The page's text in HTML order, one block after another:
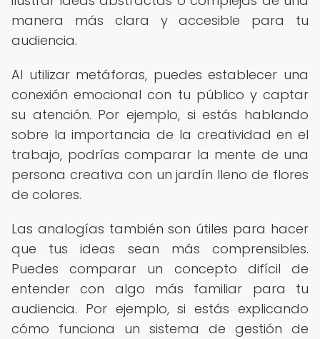
manera más clara y accesible para tu
audiencia.
Al utilizar metáforas, puedes establecer una
conexión emocional con tu público y captar
su atención. Por ejemplo, si estás hablando
sobre la importancia de la creatividad en el
trabajo, podrías comparar la mente de una
persona creativa con un jardín lleno de flores
de colores.
Las analogías también son útiles para hacer
que tus ideas sean más comprensibles.
Puedes comparar un concepto difícil de
entender con algo más familiar para tu
audiencia. Por ejemplo, si estás explicando
cómo funciona un sistema de gestión de